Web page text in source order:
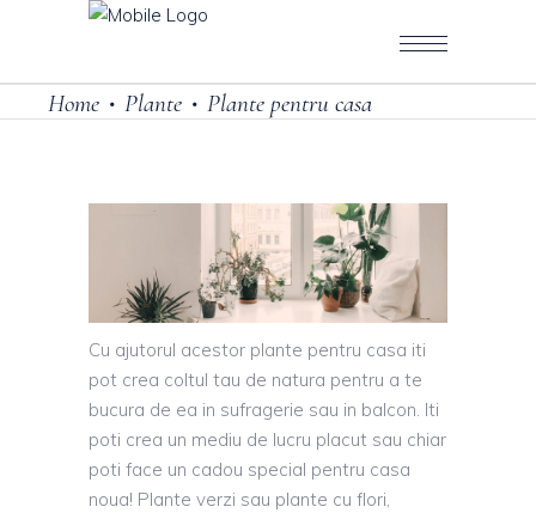
Home • Plante • Plante pentru casa
Cu ajutorul acestor plante pentru casa iti
pot crea coltul tau de natura pentru a te
bucura de ea in sufragerie sau in balcon. Iti
poti crea un mediu de lucru placut sau chiar
poti face un cadou special pentru casa
noua! Plante verzi sau plante cu flori,